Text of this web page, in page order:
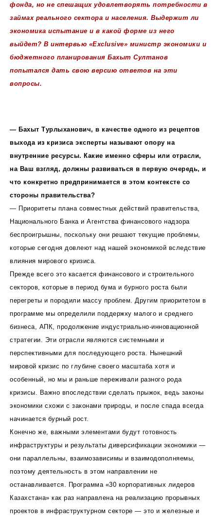
фонда, но не спешащих удовлетворять потребности в
займах реального сектора и населения. Выдержит ли
экономика испытание и в какой форме из него
выйдет? В интервью «Exсlusive» министр экономики и
бюджетного планирования Бахыт Султанов
попытался дать свою версию ответов на эти
вопросы.
— Бахыт Турлыханович, в качестве одного из рецептов
выхода из кризиса эксперты называют опору на
внутренние ресурсы. Какие именно сферы или отрасли,
на Ваш взгляд, должны развиваться в первую очередь, и
что конкретно предпринимается в этом контексте со
стороны правительства?
— Приоритеты плана совместных действий правительства,
Национального Банка и Агентства финансового надзора
беспроигрышны, поскольку они решают текущие проблемы,
которые сегодня довлеют над нашей экономикой вследствие
влияния мирового кризиса.
Прежде всего это касается финансового и строительного
секторов, которые в период бума и бурного роста были
перегреты и породили массу проблем. Другим приоритетом в
программе мы определили поддержку малого и среднего
бизнеса, АПК, продолжение индустриально-инновационной
стратегии. Эти отрасли являются системными и
перспективными для последующего роста. Нынешний
мировой кризис по глубине своего масштаба хотя и
особенный, но мы и раньше переживали разного рода
кризисы. Важно впоследствии сделать прыжок, ведь законы
экономики схожи с законами природы, и после спада всегда
начинается бурный рост.
Конечно же, важными элементами будут готовность
инфраструктуры и результаты диверсификации экономики —
они параллельны, взаимозависимы и взаимодополняемы,
поэтому деятельность в этом направлении не
останавливается. Программа «30 корпоративных лидеров
Казахстана» как раз направлена на реализацию прорывных
проектов в инфраструктурном секторе — это и железные и